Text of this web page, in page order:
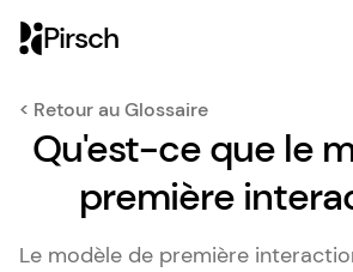
Pirsch
< Retour au Glossaire
Qu'est-ce que le
première
Le modèle de première